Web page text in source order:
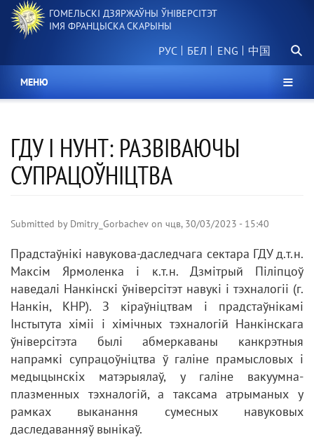
Перайсці
асноўнага
ГОМЕЛЬСКІ ДЗЯРЖАЎНЫ ЎНІВЕРСІТЭТ
ІМЯ ФРАНЦЫСКА СКАРЫНЫ
РУС БЕЛ 中国
МЕНЮ
ГДУ І НУНТ: РАЗВІВАЮЧЫ
СУПРАЦОЎНІЦТВА
Submitted by Dmitry_Gorbachev on чцв, 30/03/2023 - 15:40
Прадстаўнікі навукова-даследчага сектара ГДУ д.т.н.
Максім Ярмоленка і к.т.н. Дзмітрый Піліпцоў
наведалі Нанкінскі ўніверсітэт навукі і тэхналогіі (г.
Нанкін, КНР). З кіраўніцтвам і прадстаўнікамі
Інстытута хіміі і хімічных тэхналогій Нанкінскага
ўніверсітэта былі абмеркаваны канкрэтныя
напрамкі супрацоўніцтва ў галіне прамысловых і
медыцынскіх матэрыялаў, у галіне вакуумна-
плазменных тэхналогій, а таксама атрыманых у
рамках выканання сумесных навуковых
даследаванняў вынікаў.